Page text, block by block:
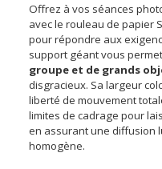
Offrez à vos séances
avec le rouleau de papier
pour répondre aux
support géant vous
groupe et de grands
disgracieux. Sa largeur
liberté de mouvement
limites de cadrage pour
en assurant une diffusion
homogène.